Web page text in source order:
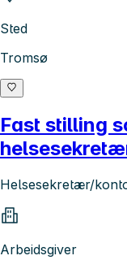
Sted
Tromsø
Fast stilling
Helsesekretær/
Arbeidsgiver